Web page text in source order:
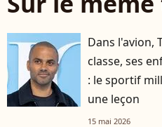
Dans l'avion,
classe, ses
: le sportif
une leçon
15 mai 2026